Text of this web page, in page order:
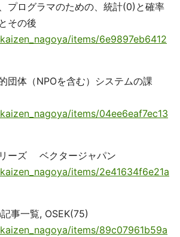
プログラマのための、統計(0)と確率
その後
items/6e9897eb6412
団体（NPOを含む）システムの課
items/04ee6eaf7ec13
リーズ ベクタージャパン
items/2e41634f6e21a
事一覧, OSEK(75)
items/89c07961b59a